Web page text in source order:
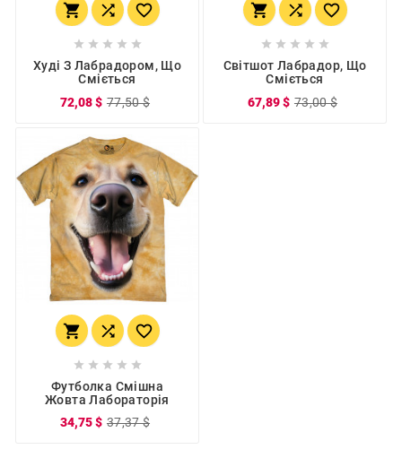
  
    
Худі З Лабрадором, Що
Сміється
72,08 $ 77,50 $
  
    
Світшот Лабрадор, Що
Сміється
67,89 $ 73,00 $
  
    
Футболка Смішна
Жовта Лабораторія
34,75 $ 37,37 $